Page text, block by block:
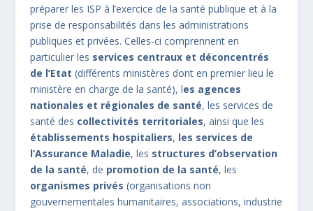
préparer les ISP à l’exercice de la santé publique et à la
prise de responsabilités dans les administrations
publiques et privées. Celles-ci comprennent en
particulier les services centraux et déconcentrés
de l’Etat (différents ministères dont en premier lieu le
ministère en charge de la santé), les agences
nationales et régionales de santé, les services de
santé des collectivités territoriales, ainsi que les
établissements hospitaliers, les services de
l’Assurance Maladie, les structures d’observation
de la santé, de promotion de la santé, les
organismes privés (organisations non
gouvernementales humanitaires, associations, industrie